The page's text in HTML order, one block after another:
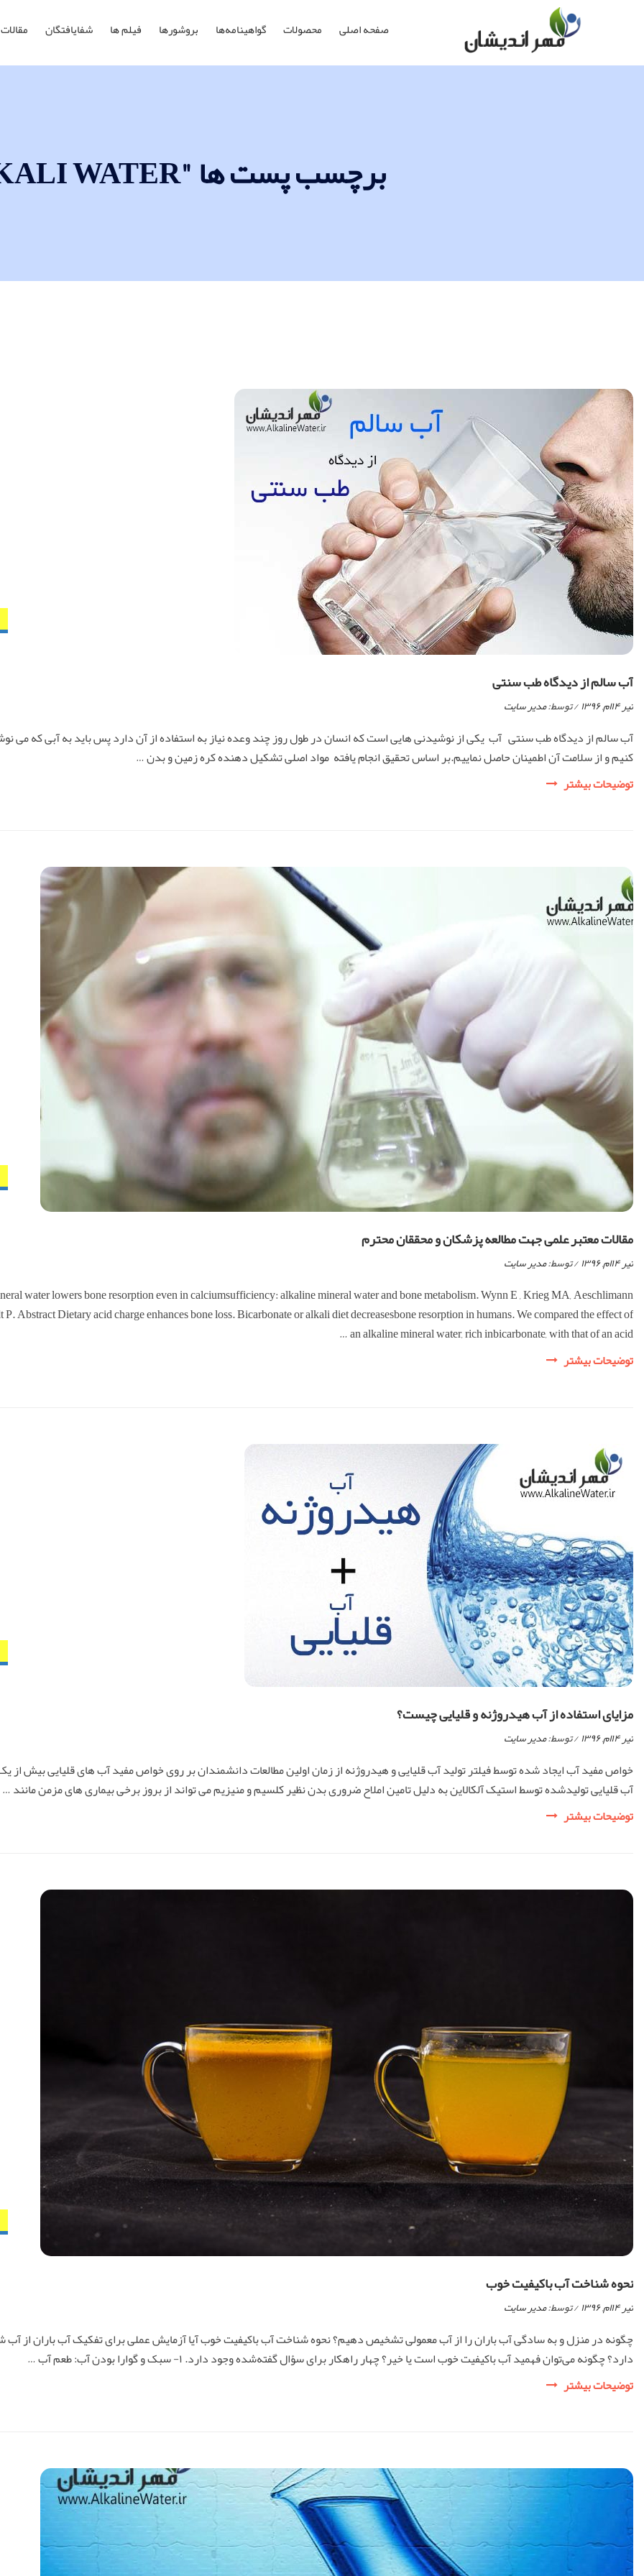
صفحه اصلی محصولات گواهینامه‌ها بروشورها فیلم ها شفایافتگان مقالات
برچسب پست ها "ALKALI WATER"
آب سالم از دیدگاه طب سنتی
تیر ۱۴ام, ۱۳۹۶ / توسط:مدیر سایت
آب سالم از دیدگاه طب سنتی آب یکی از نوشیدنی هایی است که انسان در طول روز چند وعده نیاز به استفاده از آن دارد پس باید به آبی که می
کنیم و از سلامت آن اطمینان حاصل نماییم.بر اساس تحقیق انجام یافته مواد اصلی تشکیل دهنده کره زمین و بدن …
آب
سنتی
توضیحات بیشتر
مقالات معتبر علمی جهت مطالعه پزشکان و محققان محترم
تیر ۱۴ام, ۱۳۹۶ / توسط:مدیر سایت
water lowers bone resorption even in calciumsufficiency: alkaline mineral water and bone metabolism. Wynn E , Krieg MA, Aeschlimann
Abstract Dietary acid charge enhances bone loss. Bicarbonate or alkali diet decreasesbone resorption in humans. We compared the effect of
an alkaline mineral water, rich inbicarbonate, with that of an acid …
مقالات
پزشکان
محققان
توضیحات بیشتر
مزایای استفاده از آب هیدروژنه و قلیایی چیست؟
تیر ۱۴ام, ۱۳۹۶ / توسط:مدیر سایت
خواص مفید آب ایجاد شده توسط فیلتر تولید آب قلیایی و هیدروژنه از زمان اولین مطالعات دانشمندان بر روی خواص مفید آب های قلیایی بیش
آب قلیایی تولیدشده توسط استیک آلکالاین به دلیل تامین املاح ضروری بدن نظیر کلسیم و منیزیم می تواند از بروز برخی بیماری های مزمن مانند …
مزایای
هیدروژنه
توضیحات بیشتر
نحوه شناخت آب باکیفیت خوب
تیر ۱۴ام, ۱۳۹۶ / توسط:مدیر سایت
چگونه در منزل و به سادگی آب باران را از آب معمولی تشخیص دهیم؟ نحوه شناخت آب باکیفیت خوب آیا آزمایش عملی برای تفکیک آب باران از
دارد؟ چگونه می‌توان فهمید آب باکیفیت خوب است یا خیر؟ چهار راهکار برای سؤال گفته‌شده وجود دارد. ۱- سبک و گوارا بودن آب: طعم آب …
نحوه
خوب
توضیحات بیشتر